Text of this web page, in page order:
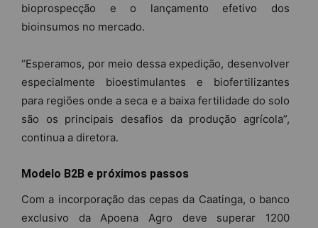
bioprospecção e o lançamento efetivo dos
bioinsumos no mercado.
“Esperamos, por meio dessa expedição, desenvolver
especialmente bioestimulantes e biofertilizantes
para regiões onde a seca e a baixa fertilidade do solo
são os principais desafios da produção agrícola”,
continua a diretora.
Modelo B2B e próximos passos
Com a incorporação das cepas da Caatinga, o banco
exclusivo da Apoena Agro deve superar 1200